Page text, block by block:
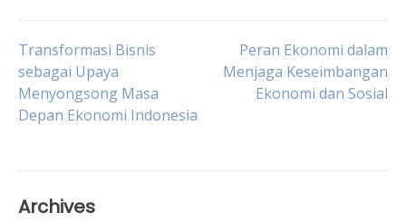
Post
navigation
Transformasi Bisnis
sebagai Upaya
Menyongsong Masa
Depan Ekonomi Indonesia
Peran Ekonomi dalam
Menjaga Keseimbangan
Ekonomi dan Sosial
Archives